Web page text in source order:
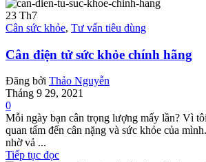
23 Th7
Cân sức khỏe, Tư vấn tiêu dùng
Cân điện tử sức khỏe chính hãng
Đăng bởi Thảo Nguyễn
Tháng 9 29, 2021
0
Mỗi ngày bạn cân trọng lượng mấy lần? Vì
quan tấm đến cân nặng và sức khỏe của
nhờ vả ...
Tiếp tục đọc